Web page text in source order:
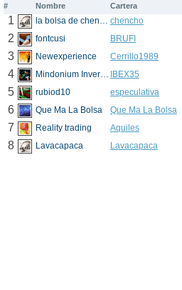
# Nombre Cartera
1 la bolsa de chencho chencho
2 fontcusi BRUFI
3 Newexperience Cerrillo1989
4 Mindonium Inversions IBEX35
5 rubiod10 especulativa
6 Que Ma La Bolsa Que Ma La Bolsa
7 Reality trading Aquiles
8 Lavacapaca Lavacapaca